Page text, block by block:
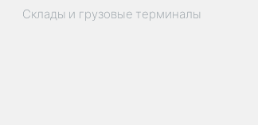
Склады и грузовые терминалы